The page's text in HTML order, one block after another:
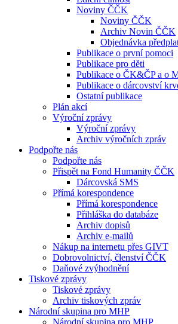
Noviny ČČK
Noviny ČČK
Archiv Novin ČČK
Objednávka
Publikace o první pomoci
Publikace pro děti
Publikace o ČK&ČP a o
Publikace o dárcovství
Ostatní publikace
Plán akcí
Výroční zprávy
Výroční zprávy
Archiv výročních zpráv
Podpořte nás
Podpořte nás
Přispět na Fond Humanity ČČK
Dárcovská SMS
Přímá korespondence
Přímá korespondence
Přihláška do databáze
Archiv dopisů
Archiv e-mailů
Nákup na internetu přes GIVT
Dobrovolnictví, členství ČČK
Daňové zvýhodnění
Tiskové zprávy
Tiskové zprávy
Archiv tiskových zpráv
Národní skupina pro MHP